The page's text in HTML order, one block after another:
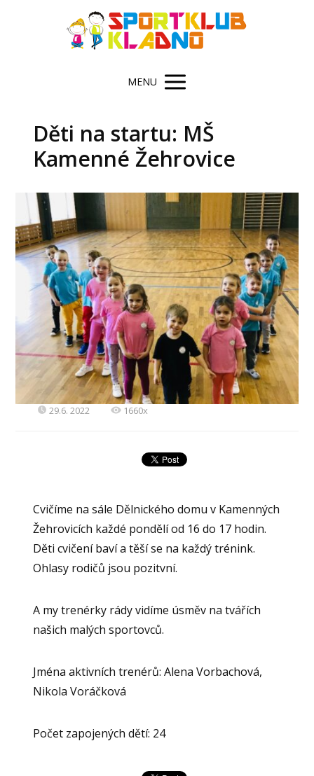
MENU
Děti na startu: MŠ
Kamenné Žehrovice
29.6. 2022 1660x
Cvičíme na sále Dělnického domu v Kamenných
Žehrovicích každé pondělí od 16 do 17 hodin.
Děti cvičení baví a těší se na každý trénink.
Ohlasy rodičů jsou pozitvní.
A my trenérky rády vidíme úsměv na tvářích
našich malých sportovců.
Jména aktivních trenérů: Alena Vorbachová,
Nikola Voráčková
Počet zapojených dětí: 24